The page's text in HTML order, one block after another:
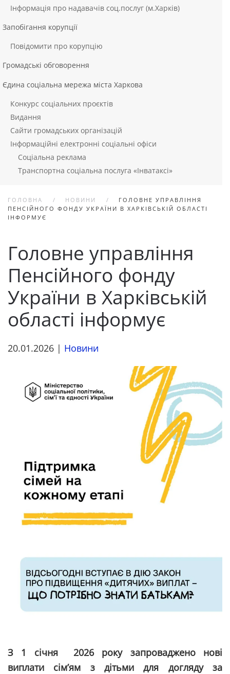
Інформація про надавачів соц.послуг (м.Харків)
Запобігання корупції
Повідомити про корупцію
Громадські обговорення
Єдина соціальна мережа міста Харкова
Конкурс соціальних проєктів
Видання
Сайти громадських організацій
Інформаційні електронні соціальні офіси
Соціальна реклама
Транспортна соціальна послуга «Інватаксі»
ГОЛОВНА НОВИНИ
ГОЛОВНЕ УПРАВЛІННЯ
ПЕНСІЙНОГО ФОНДУ УКРАЇНИ В ХАРКІВСЬКІЙ ОБЛАСТІ
ІНФОРМУЄ
Головне управління
Пенсійного фонду
України в Харківській
області інформує
20.01.2026 | Новини
З 1 січня 2026 року запроваджено нові
виплати сім’ям з дітьми для догляду за